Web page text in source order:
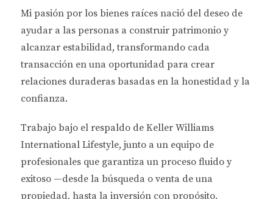
el sitio web del Departamento de Policía local o
plataformas como <a
href="https://www.neighborhoodscout.com/
que ofrecen estadísticas detalladas sobre la
seguridad en diferentes áreas. Además, considera
visitar el vecindario en diferentes momentos del día
perspectiva más completa. Recuerda que un área
puede parecer tranquila durante el día pero
transformarse por completo al caer la noche.
Evaluación de Riesgos
Mi pasión por los bienes raíces nació del deseo de
ayudar a las personas a construir patrimonio y
alcanzar estabilidad, transformando cada
transacción en una oportunidad para crear
relaciones duraderas basadas en la honestidad y la
confianza.
Trabajo bajo el respaldo de Keller Williams
International Lifestyle, junto a un equipo de
profesionales que garantiza un proceso fluido y
exitoso —desde la búsqueda o venta de una
propiedad, hasta la inversión con propósito.